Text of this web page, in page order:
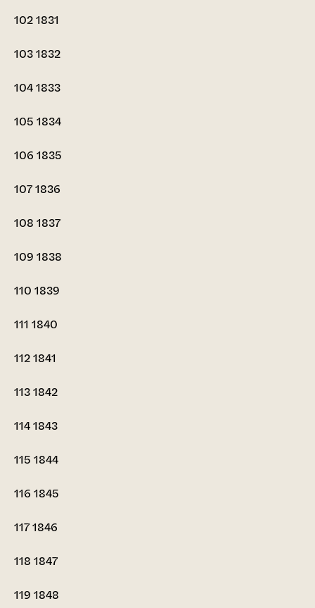
1021831
1031832
1041833
105 1834
106 1835
1071836
108 1837
109 1838
110 1839
111 1840
1121841
1131842
1141843
115 1844
116 1845
1171846
118 1847
119 1848